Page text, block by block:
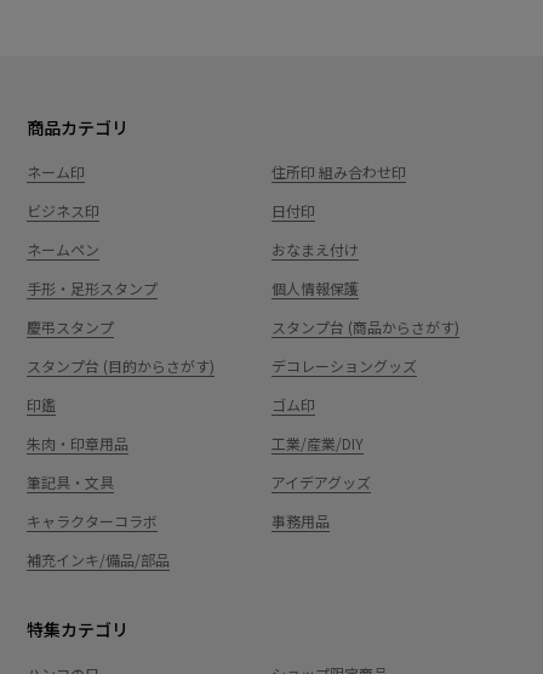
商品カテゴリ
ネーム印
住所印 組み合わせ印
ビジネス印
日付印
ネームペン
おなまえ付け
手形・足形スタンプ
個人情報保護
慶弔スタンプ
スタンプ台 (商品からさがす)
スタンプ台 (目的からさがす)
デコレーショングッズ
印鑑
ゴム印
朱肉・印章用品
工業/産業/DIY
筆記具・文具
アイデアグッズ
キャラクターコラボ
事務用品
補充インキ/備品/部品
特集カテゴリ